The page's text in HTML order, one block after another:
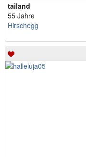
tailand
55 Jahre
Hirschegg